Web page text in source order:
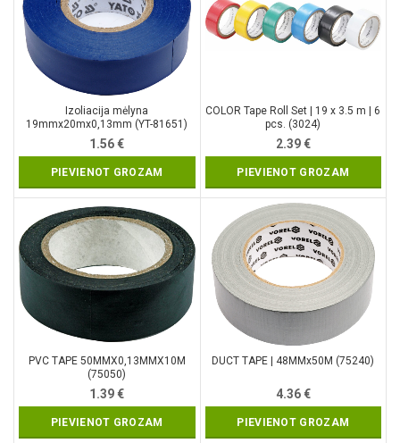
Izoliacija mėlyna
19mmx20mx0,13mm (YT-81651)
1.56€
PIEVIENOT GROZAM
COLOR Tape Roll Set | 19 x 3.5 m | 6
pcs. (3024)
2.39€
PIEVIENOT GROZAM
PVC TAPE 50MMX0,13MMX10M
(75050)
1.39€
PIEVIENOT GROZAM
DUCT TAPE | 48MMx50M (75240)
4.36€
PIEVIENOT GROZAM